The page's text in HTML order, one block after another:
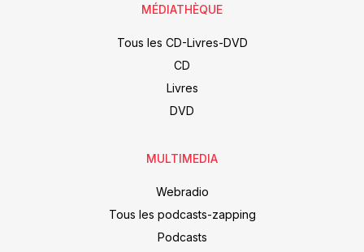
MÉDIATHÈQUE
Tous les CD-Livres-DVD
CD
Livres
DVD
MULTIMEDIA
Webradio
Tous les podcasts-zapping
Podcasts